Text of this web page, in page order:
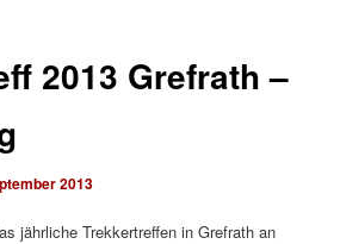
2013 Grefrath –
2013
jährliche Trekkertreffen in Grefrath an